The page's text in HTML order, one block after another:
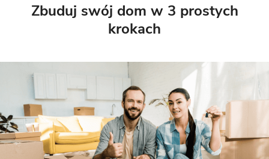
Zbuduj swój dom w 3 prostych
krokach